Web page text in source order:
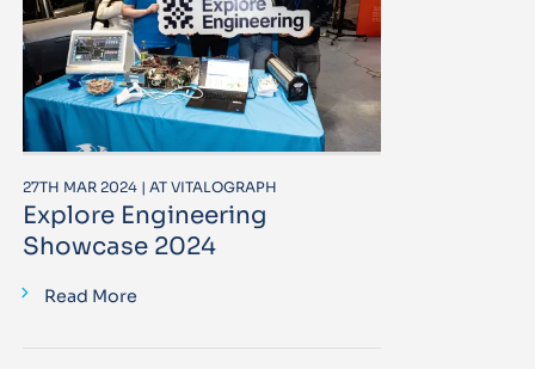
27TH MAR 2024 | AT VITALOGRAPH
Explore Engineering
Showcase 2024
Read More